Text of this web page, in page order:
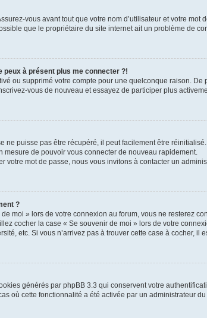
vous avant tout que votre nom d’utilisateur et votre
que le propriétaire du site internet ait un problème de
peux à présent plus me connecter ?!
ou supprimé votre compte pour une quelconque raison.
vous de nouveau et essayez de participer plus
ne puisse pas être récupéré, il peut facilement être
de pouvoir vous connecter de nouveau rapidement.
votre mot de passe, nous vous invitons à contacter un
?
moi » lors de votre connexion au forum, vous ne resterez
cocher la case « Se souvenir de moi » lors de votre
etc. Si vous n’arrivez pas à trouver cette case à cocher, il
générés par phpBB 3.3 qui conservent votre
où cette fonctionnalité a été activée par un administrateur